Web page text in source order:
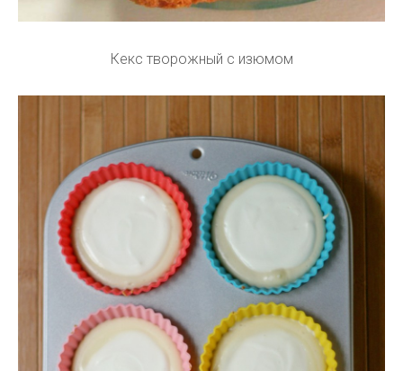
Кекс творожный с изюмом